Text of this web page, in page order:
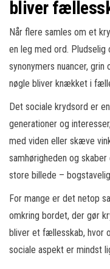
bliver
Når flere samles om et
en leg med ord. Pludselig
synonymers nuancer,
nøgle bliver knækket i
Det sociale krydsord er
generationer og
med viden eller skæve
samhørigheden og
store billede –
For mange er det netop
omkring bordet, der gør
bliver et fællesskab, hvor
sociale aspekt er mindst